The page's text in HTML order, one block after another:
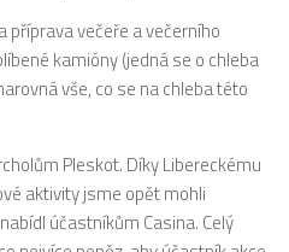
příprava večeře a večerního
kamióny (jedná se o chleba
vše, co se na chleba této
Pleskot. Díky Libereckému
aktivity jsme opět mohli
účastníkům Casina. Celý